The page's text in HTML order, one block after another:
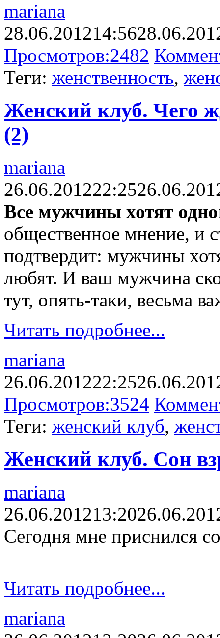
mariana
28.06.201214:56
Просмотров:2482
Теги: женственность,
Женский клуб. Чего
(2)
mariana
26.06.201222:25
Все мужчины хотят
общественное мнение, и
подтвердит: мужчины
любят. И ваш мужчина
тут, опять-таки, весьма
Читать подробнее...
mariana
26.06.201222:25
Просмотров:3524
Теги: женский клуб,
Женский клуб. Сон
mariana
26.06.201213:20
Сегодня мне приснился
Читать подробнее...
mariana